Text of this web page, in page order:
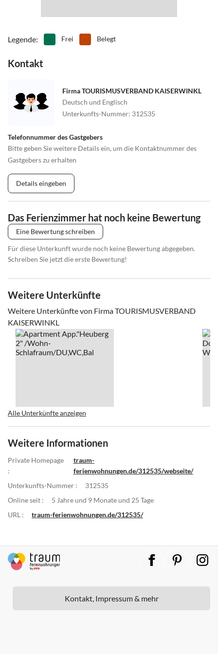
Legende: Frei Belegt
Kontakt
Firma TOURISMUSVERBAND KAISERWINKL
Deutsch und Englisch
Unterkunfts-Nummer: 312535
Telefonnummer des Gastgebers
Bitte geben Sie weitere Details ein, um die Kontaktnummer des
Gastgebers zu erhalten
Details eingeben
Das Ferienzimmer hat noch keine Bewertung
Eine Bewertung schreiben
Für diese Unterkunft wurde noch keine Bewertung abgegeben.
Schreiben Sie jetzt die erste Bewertung!
Weitere Unterkünfte
Weitere Unterkünfte von Firma TOURISMUSVERBAND
KAISERWINKL
Alle Unterkünfte anzeigen
Weitere Informationen
Private Homepage
:
traum-
ferienwohnungen.de/312535/webseite/
Unterkunfts-Nummer :
312535
Online seit :
5 Jahre und 9 Monate und 25 Tage
URL :
traum-ferienwohnungen.de/312535/
Kontakt, Impressum & mehr